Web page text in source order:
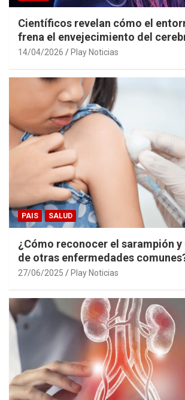
Científicos revelan cómo el
frena el envejecimiento del
14/04/2026 Play Noticias
PAIS SALUD
¿Cómo reconocer el sarampión
de otras enfermedades
27/06/2025 Play Noticias